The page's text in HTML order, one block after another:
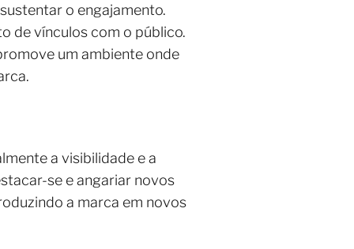
o engajamento.
de vínculos com o público.
um ambiente onde
a visibilidade e a
se e angariar novos
a marca em novos